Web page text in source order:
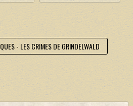
- LES CRIMES DE GRINDELWALD